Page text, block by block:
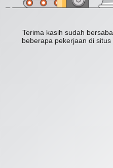
Terima kasih sudah
beberapa pekerjaan di